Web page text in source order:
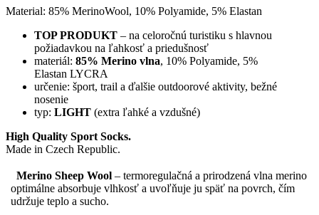
Material: 85% MerinoWool, 10% Polyamide, 5% Elastan
TOP PRODUKT – na celoročnú turistiku s hlavnou
požiadavkou na ľahkosť a priedušnosť
materiál: 85% Merino vlna, 10% Polyamide, 5%
Elastan LYCRA
určenie: šport, trail a ďalšie outdoorové aktivity, bežné
nosenie
typ: LIGHT (extra ľahké a vzdušné)
High Quality Sport Socks.
Made in Czech Republic.
Merino Sheep Wool – termoregulačná a prirodzená vlna merino
optimálne absorbuje vlhkosť a uvoľňuje ju späť na povrch, čím
udržuje teplo a sucho.